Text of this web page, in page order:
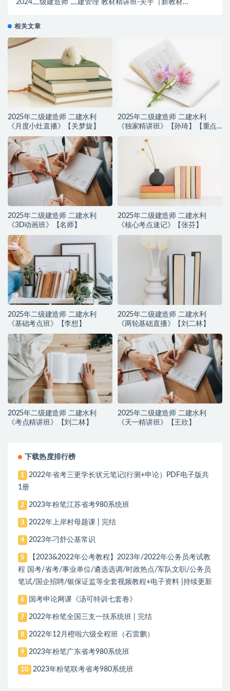
2024二级建造师 二建管理 教材精讲班-关宇（新教材）
相关文章
2025年二级建造师 二建水利
《月度小灶直播》【关梦旋】
2025年二级建造师 二建水利
《独家精讲班》【孙琦】【重点
2025年二级建造师 二建水利
《3D动画班》【名师】
2025年二级建造师 二建水利
《核心考点速记》【张芬】
2025年二级建造师 二建水利
《基础考点班》【李想】
2025年二级建造师 二建水利
《两轮基础直播》【刘二林】
2025年二级建造师 二建水利
《考点精讲班》【刘二林】
2025年二级建造师 二建水利
《天一精讲班》【王欣】
下载热度排行榜
1
2022年省考三更学长状元笔记(行测+申论）PDF电子版共
1册
2 2023年粉笔江苏省考980系统班
3 2022年上岸村母题课 | 完结
4 2023年刁舒公基常识
5
【2023&2022年公考教程】2023年/2022年公务员考试教
程 国考/省考/事业单位/遴选选调/时政热点/军队文职/公务员
笔试/国企招聘/银保证监等全套视频教程+电子资料 |持续更新
6 国考申论网课《汤可特训七套卷》
7 2022年粉笔全国三支一扶系统班 | 完结
8 2022年12月橙啦六级全程班（石雷鹏）
9 2023年粉笔广东省考980系统班
10 2023年粉笔联考省考980系统班